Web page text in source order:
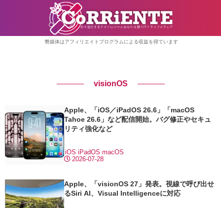
弊媒体はアフィリエイトプログラムによる収益を得ています
visionOS
Apple、「iOS／iPadOS 26.6」「macOS
Tahoe 26.6」など配信開始。バグ修正やセキュ
リティ強化など
2026-07-28
iOS iPadOS macOS
Apple、「visionOS 27」発表。視線で呼び出せ
るSiri AI、Visual Intelligenceに対応